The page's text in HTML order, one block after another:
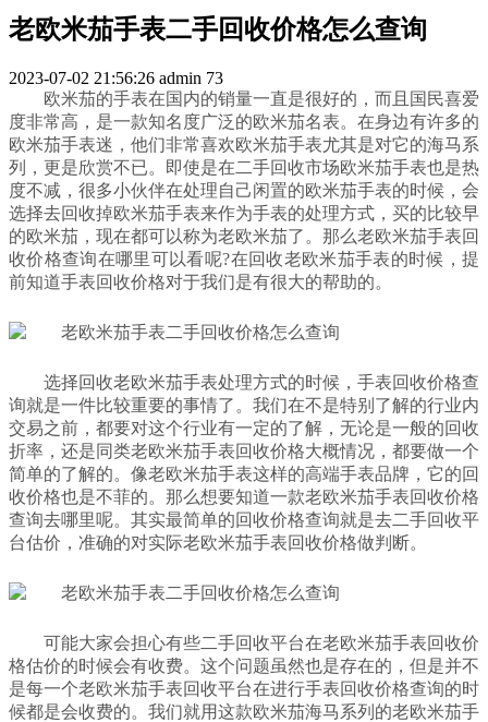
老欧米茄手表二手回收价格怎么查询
2023-07-02 21:56:26 admin 73
欧米茄的手表在国内的销量一直是很好的，而且国民喜爱
度非常高，是一款知名度广泛的欧米茄名表。在身边有许多的
欧米茄手表迷，他们非常喜欢欧米茄手表尤其是对它的海马系
列，更是欣赏不已。即使是在二手回收市场欧米茄手表也是热
度不减，很多小伙伴在处理自己闲置的欧米茄手表的时候，会
选择去回收掉欧米茄手表来作为手表的处理方式，买的比较早
的欧米茄，现在都可以称为老欧米茄了。那么老欧米茄手表回
收价格查询在哪里可以看呢?在回收老欧米茄手表的时候，提
前知道手表回收价格对于我们是有很大的帮助的。
选择回收老欧米茄手表处理方式的时候，手表回收价格查
询就是一件比较重要的事情了。我们在不是特别了解的行业内
交易之前，都要对这个行业有一定的了解，无论是一般的回收
折率，还是同类老欧米茄手表回收价格大概情况，都要做一个
简单的了解的。像老欧米茄手表这样的高端手表品牌，它的回
收价格也是不菲的。那么想要知道一款老欧米茄手表回收价格
查询去哪里呢。其实最简单的回收价格查询就是去二手回收平
台估价，准确的对实际老欧米茄手表回收价格做判断。
可能大家会担心有些二手回收平台在老欧米茄手表回收价
格估价的时候会有收费。这个问题虽然也是存在的，但是并不
是每一个老欧米茄手表回收平台在进行手表回收价格查询的时
候都是会收费的。我们就用这款欧米茄海马系列的老欧米茄手